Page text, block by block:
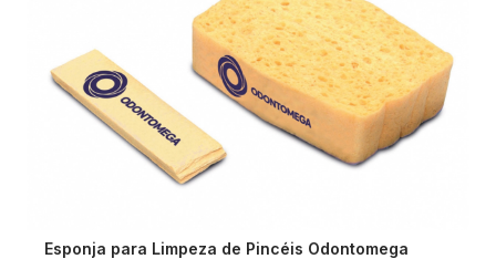
Esponja para Limpeza de Pincéis Odontomega